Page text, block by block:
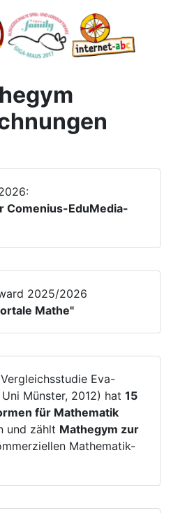
Comenius-EduMedia-
2025/2026
Mathe"
Eva-
Münster, 2012) hat 15
für Mathematik
und zählt Mathegym zur
Mathematik-